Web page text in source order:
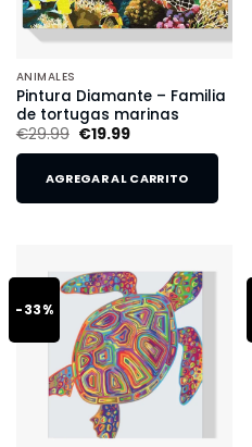
ANIMALES
Pintura Diamante – Familia
de tortugas marinas
€29.99 €19.99
AGREGAR AL CARRITO
-33%